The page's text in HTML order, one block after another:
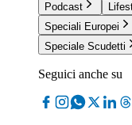
Podcast
Speciali Europei
Speciale Scudetti
Seguici anche su